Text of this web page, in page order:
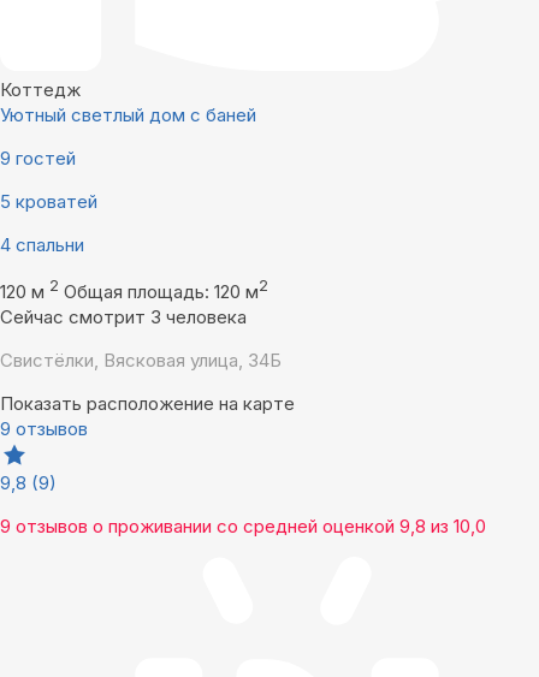
Коттедж
Уютный светлый дом с баней
9 гостей
5 кроватей
4 спальни
120 м 2 Общая площадь: 120 м2
Сейчас смотрит 3 человека
Свистёлки, Вясковая улица, 34Б
Показать расположение на карте
9 отзывов
9,8 (9)
9 отзывов о проживании со средней оценкой 9,8 из 10,0